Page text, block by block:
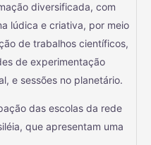
diversificada, com
lúdica e criativa, por meio
de trabalhos científicos,
de experimentação
e sessões no planetário.
das escolas da rede
que apresentam uma